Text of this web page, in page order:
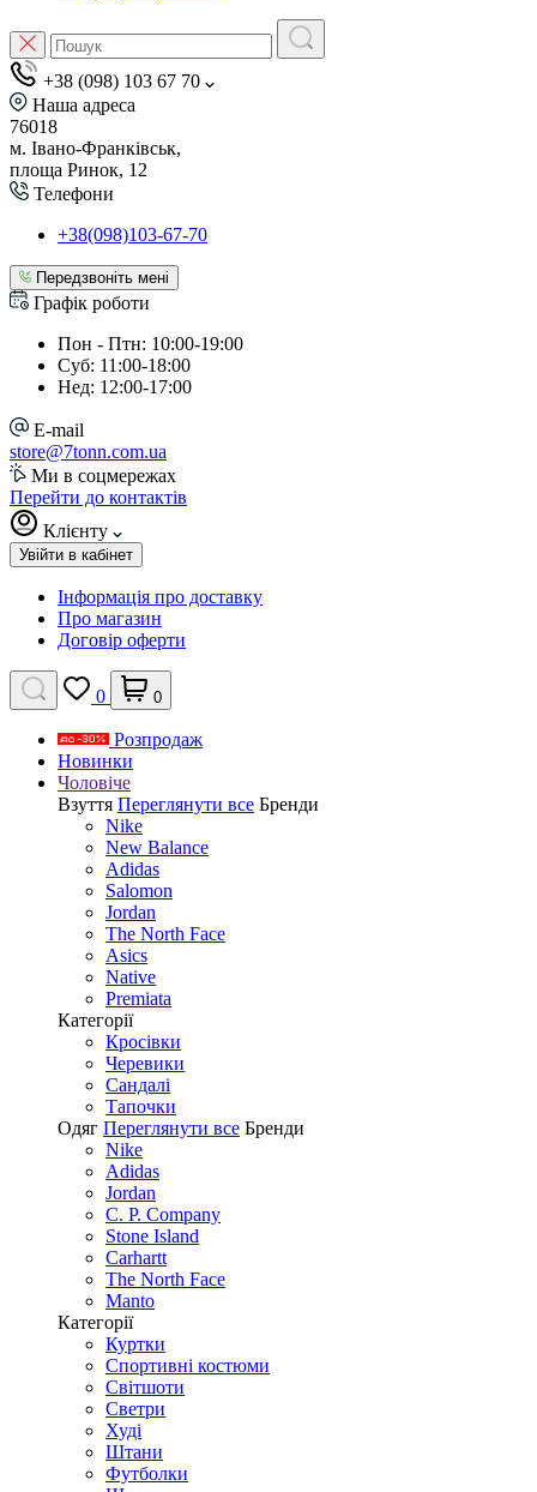
+38 (098) 103 67 70
Наша адреса
76018
м. Івано-Франківськ,
площа Ринок, 12
Телефони
+38(098)103-67-70
Передзвоніть мені
Графік роботи
Пон - Птн: 10:00-19:00
Суб: 11:00-18:00
Нед: 12:00-17:00
E-mail
store@7tonn.com.ua
Ми в соцмережах
Перейти до контактів
Клієнту
Увійти в кабінет
Інформація про доставку
Про магазин
Договір оферти
0 0
Розпродаж
Новинки
Чоловіче
Взуття Переглянути все Бренди
Nike
New Balance
Adidas
Salomon
Jordan
The North Face
Asics
Native
Premiata
Категорії
Кросівки
Черевики
Сандалі
Tапочки
Одяг Переглянути все Бренди
Nike
Adidas
Jordan
C. P. Company
Stone Island
Carhartt
The North Face
Manto
Категорії
Куртки
Спортивні костюми
Світшоти
Светри
Худі
Штани
Футболки